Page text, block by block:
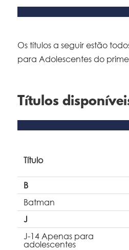
Os títulos a seguir estão
para Adolescentes do
Títulos
Título
B
Batman
J
J-14 Apenas para
adolescentes